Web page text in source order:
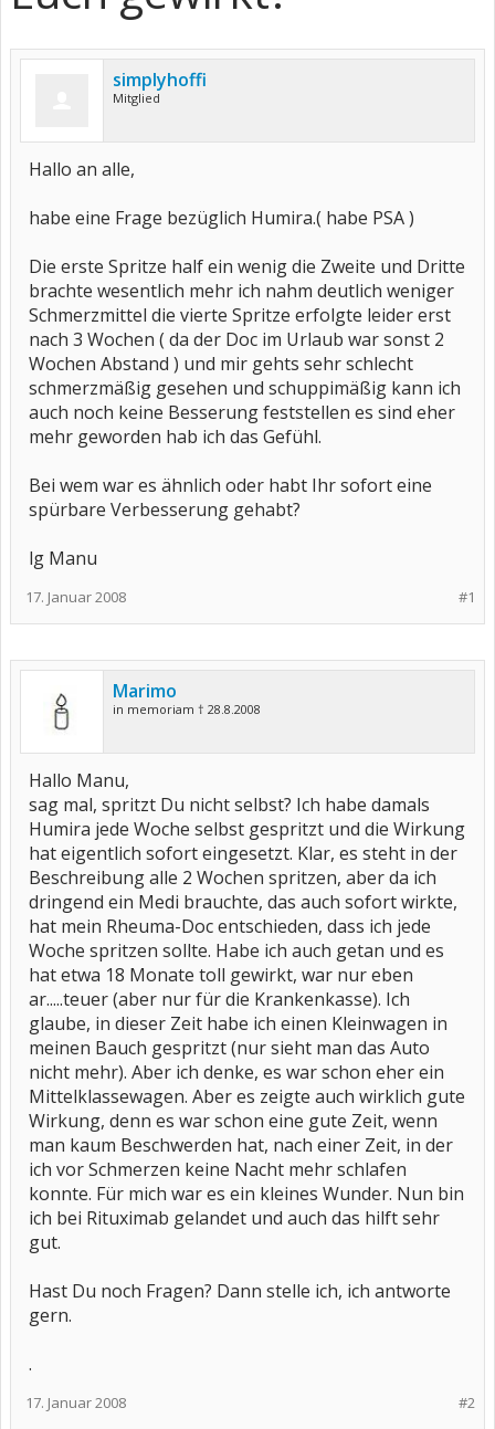
simplyhoffi
Mitglied
Hallo an alle,
habe eine Frage bezüglich Humira.( habe PSA )
Die erste Spritze half ein wenig die Zweite und Dritte
brachte wesentlich mehr ich nahm deutlich weniger
Schmerzmittel die vierte Spritze erfolgte leider erst
nach 3 Wochen ( da der Doc im Urlaub war sonst 2
Wochen Abstand ) und mir gehts sehr schlecht
schmerzmäßig gesehen und schuppimäßig kann ich
auch noch keine Besserung feststellen es sind eher
mehr geworden hab ich das Gefühl.
Bei wem war es ähnlich oder habt Ihr sofort eine
spürbare Verbesserung gehabt?
lg Manu
#1
17. Januar 2008
Marimo
in memoriam † 28.8.2008
Hallo Manu,
sag mal, spritzt Du nicht selbst? Ich habe damals
Humira jede Woche selbst gespritzt und die Wirkung
hat eigentlich sofort eingesetzt. Klar, es steht in der
Beschreibung alle 2 Wochen spritzen, aber da ich
dringend ein Medi brauchte, das auch sofort wirkte,
hat mein Rheuma-Doc entschieden, dass ich jede
Woche spritzen sollte. Habe ich auch getan und es
hat etwa 18 Monate toll gewirkt, war nur eben
ar.....teuer (aber nur für die Krankenkasse). Ich
glaube, in dieser Zeit habe ich einen Kleinwagen in
meinen Bauch gespritzt (nur sieht man das Auto
nicht mehr). Aber ich denke, es war schon eher ein
Mittelklassewagen. Aber es zeigte auch wirklich gute
Wirkung, denn es war schon eine gute Zeit, wenn
man kaum Beschwerden hat, nach einer Zeit, in der
ich vor Schmerzen keine Nacht mehr schlafen
konnte. Für mich war es ein kleines Wunder. Nun bin
ich bei Rituximab gelandet und auch das hilft sehr
gut.
Hast Du noch Fragen? Dann stelle ich, ich antworte
gern.
.
#2
17. Januar 2008